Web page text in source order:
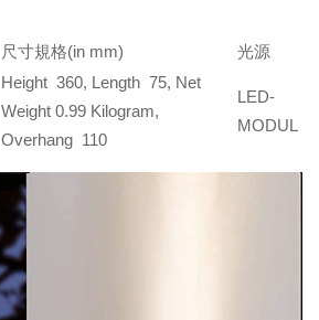
尺寸規格(in mm) 光源
Height 360, Length 75, Net
Weight 0.99 Kilogram,
Overhang 110
LED-
MODUL